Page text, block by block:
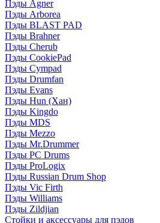
Пэды Agner
Пэды Arborea
Пэды BLAST PAD
Пэды Brahner
Пэды Cherub
Пэды CookiePad
Пэды Cympad
Пэды Drumfan
Пэды Evans
Пэды Hun (Хан)
Пэды Kingdo
Пэды MDS
Пэды Mezzo
Пэды Mr.Drummer
Пэды PC Drums
Пэды ProLogix
Пэды Russian Drum Shop
Пэды Vic Firth
Пэды Williams
Пэды Zildjian
Стойки и аксессуары для пэдов